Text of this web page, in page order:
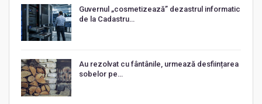
Guvernul „cosmetizează” dezastrul informatic
de la Cadastru…
Au rezolvat cu fântânile, urmează desființarea
sobelor pe…